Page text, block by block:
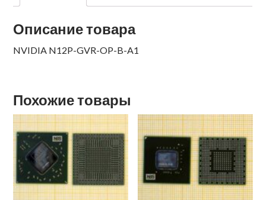
Описание товара
NVIDIA N12P-GVR-OP-B-A1
Похожие товары